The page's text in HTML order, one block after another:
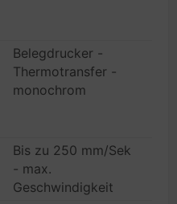
Belegdrucker -
Thermotransfer -
monochrom
Bis zu 250 mm/Sek
- max.
Geschwindigkeit